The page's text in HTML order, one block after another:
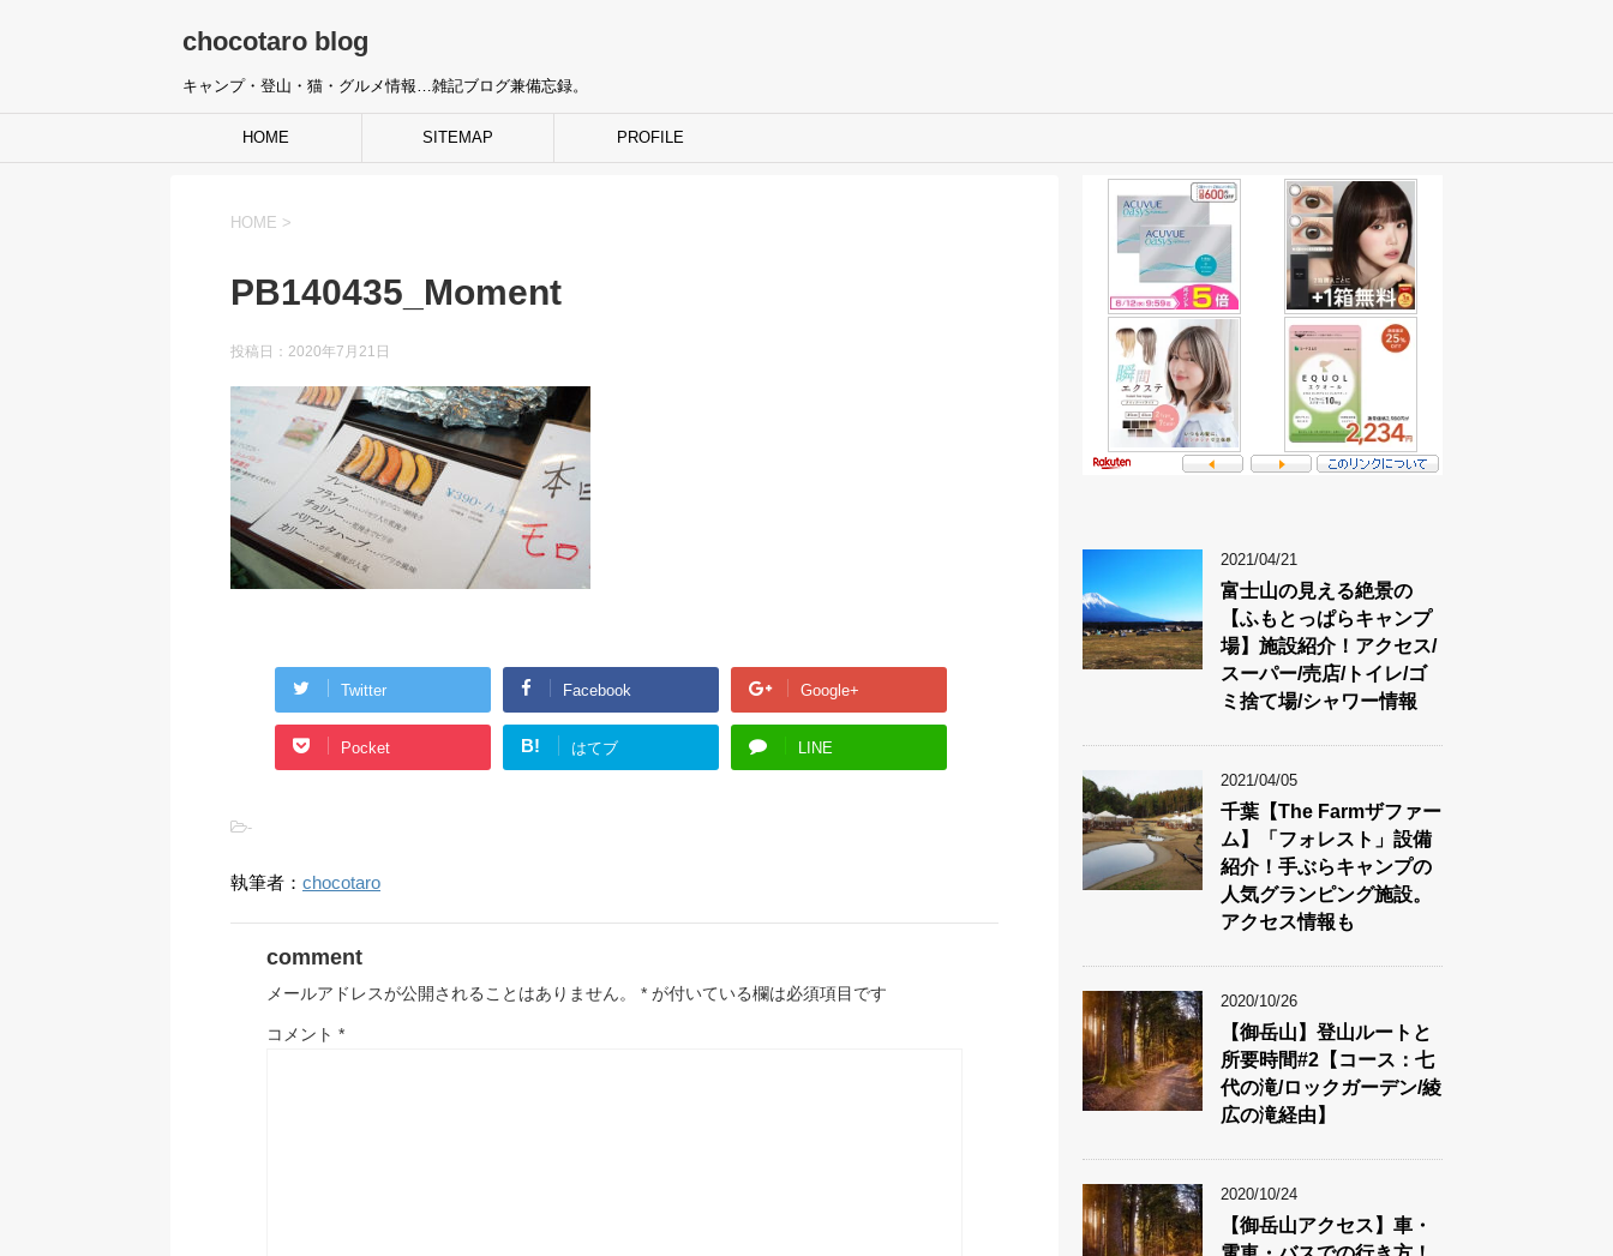
chocotaro blog
キャンプ・登山・猫・グルメ情報…雑記ブログ兼備忘録。
HOME SITEMAP PROFILE
HOME >
PB140435_Moment
投稿日： 2020年7月21日
Twitter Facebook Google+
Pocket B! はてブ LINE
-
執筆者： chocotaro
comment
メールアドレスが公開されることはありません。 * が付いている欄は必須項目です
コメント *
2021/04/21
富士山の見える絶景の
【ふもとっぱらキャンプ
場】施設紹介！アクセス/
スーパー/売店/トイレ/ゴ
ミ捨て場/シャワー情報
2021/04/05
千葉【The Farmザファー
ム】「フォレスト」設備
紹介！手ぶらキャンプの
人気グランピング施設。
アクセス情報も
2020/10/26
【御岳山】登山ルートと
所要時間#2【コース：七
代の滝/ロックガーデン/綾
広の滝経由】
2020/10/24
【御岳山アクセス】車・